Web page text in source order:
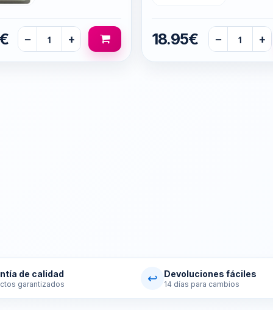
− + 18.95€ − +
de calidad
garantizados ↩ Devoluciones fáciles
14 días para cambios